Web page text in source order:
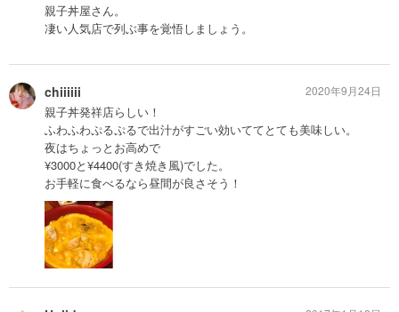
親子丼屋さん。
凄い人気店で列ぶ事を覚悟しましょう。
chiiiiii
親子丼発祥店らしい！
ふわふわぷるぷるで出汁がすごい効いててとても美味しい。
夜はちょっとお高めで
¥3000と¥4400(すき焼き風)でした。
お手軽に食べるなら昼間が良さそう！
2020年9月24日